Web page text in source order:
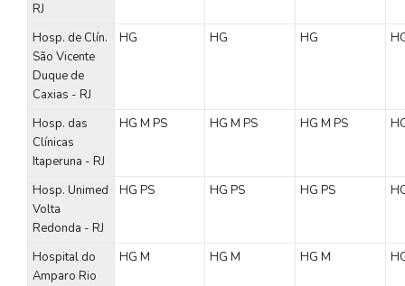
RJ
Hosp. de Clín.
São Vicente
Duque de
Caxias - RJ
HG HG HG
Hosp. das
Clínicas
Itaperuna - RJ
HG M PS HG M PS HG M PS
Hosp. Unimed
Volta
Redonda - RJ
HG PS HG PS HG PS
Hospital do
Amparo Rio
HG M HG M HG M